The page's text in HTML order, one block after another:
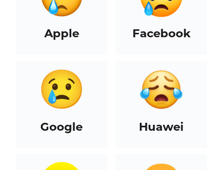
Apple Facebook
Google Huawei